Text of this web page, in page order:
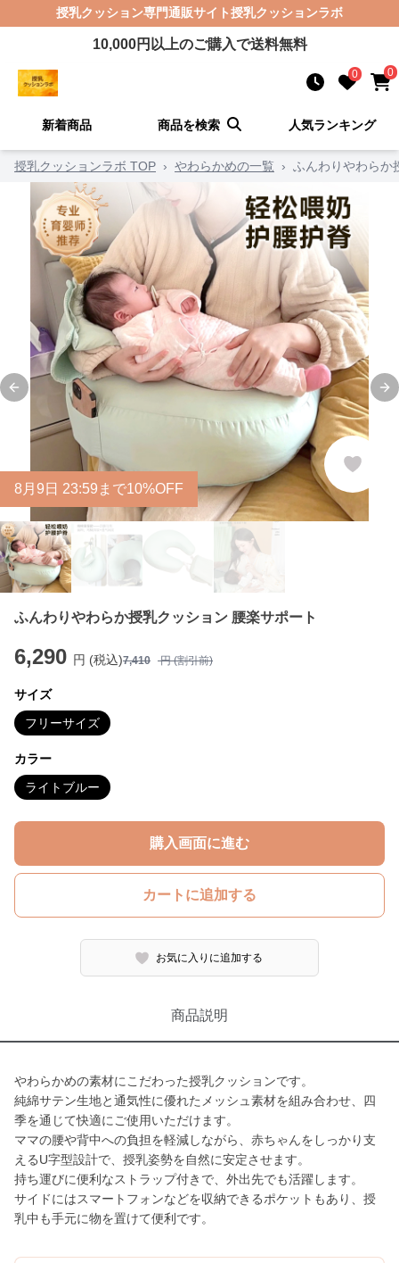
授乳クッション専門通販サイト授乳クッションラボ
10,000円以上のご購入で送料無料
0 0
新着商品 商品を検索 人気ランキング
授乳クッションラボ TOP › やわらかめの一覧 › ふんわりやわらか
Previous slide
8 月 9 日 23:59まで10%OFF
ふんわりやわらか授乳クッション 腰楽サポート
6,290 円 (税込)7,410 円 (割引前)
サイズ
フリーサイズ
カラー
ライトブルー
購入画面に進む
カートに追加する
お気に入りに追加する
商品説明
やわらかめの素材にこだわった授乳クッションです。
純綿サテン生地と通気性に優れたメッシュ素材を組み合わせ、四
季を通じて快適にご使用いただけます。
ママの腰や背中への負担を軽減しながら、赤ちゃんをしっかり支
えるU字型設計で、授乳姿勢を自然に安定させます。
持ち運びに便利なストラップ付きで、外出先でも活躍します。
サイドにはスマートフォンなどを収納できるポケットもあり、授
乳中も手元に物を置けて便利です。